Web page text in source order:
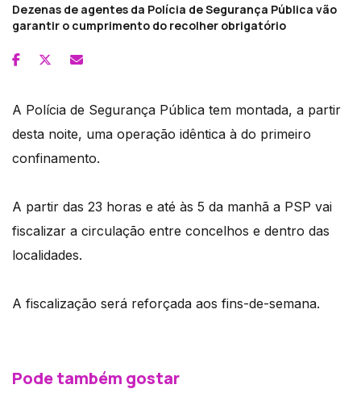
Dezenas de agentes da Polícia de Segurança Pública vão
garantir o cumprimento do recolher obrigatório
A Polícia de Segurança Pública tem montada, a partir
desta noite, uma operação idêntica à do primeiro
confinamento.
A partir das 23 horas e até às 5 da manhã a PSP vai
fiscalizar a circulação entre concelhos e dentro das
localidades.
A fiscalização será reforçada aos fins-de-semana.
Pode também gostar